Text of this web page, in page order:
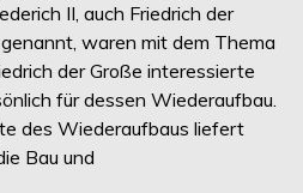
II, auch Friedrich der
waren mit dem Thema
der Große interessierte
für dessen Wiederaufbau.
des Wiederaufbaus liefert
Bau und